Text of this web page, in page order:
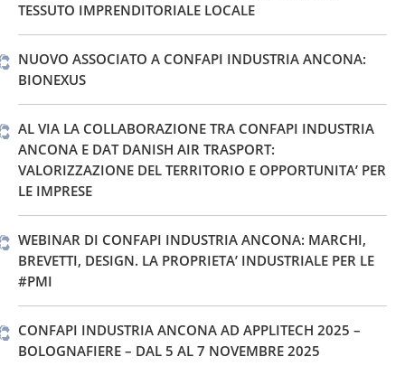
TESSUTO IMPRENDITORIALE LOCALE
NUOVO ASSOCIATO A CONFAPI INDUSTRIA ANCONA:
BIONEXUS
AL VIA LA COLLABORAZIONE TRA CONFAPI INDUSTRIA
ANCONA E DAT DANISH AIR TRASPORT:
VALORIZZAZIONE DEL TERRITORIO E OPPORTUNITA’ PER
LE IMPRESE
WEBINAR DI CONFAPI INDUSTRIA ANCONA: MARCHI,
BREVETTI, DESIGN. LA PROPRIETA’ INDUSTRIALE PER LE
#PMI
CONFAPI INDUSTRIA ANCONA AD APPLITECH 2025 –
BOLOGNAFIERE – DAL 5 AL 7 NOVEMBRE 2025